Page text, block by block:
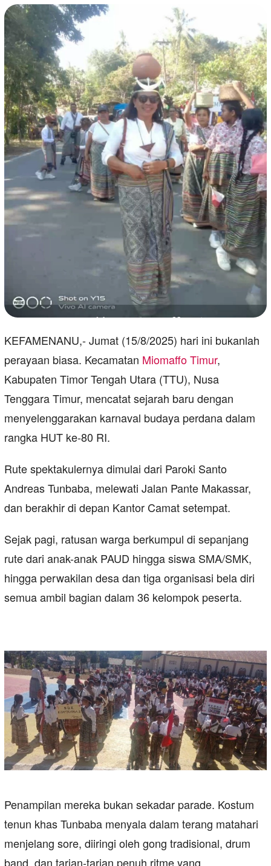
KEFAMENANU,- Jumat (15/8/2025) hari ini bukanlah
perayaan biasa. Kecamatan Miomaffo Timur,
Kabupaten Timor Tengah Utara (TTU), Nusa
Tenggara Timur, mencatat sejarah baru dengan
menyelenggarakan karnaval budaya perdana dalam
rangka HUT ke-80 RI.
Rute spektakulernya dimulai dari Paroki Santo
Andreas Tunbaba, melewati Jalan Pante Makassar,
dan berakhir di depan Kantor Camat setempat.
Sejak pagi, ratusan warga berkumpul di sepanjang
rute dari anak-anak PAUD hingga siswa SMA/SMK,
hingga perwakilan desa dan tiga organisasi bela diri
semua ambil bagian dalam 36 kelompok peserta.
Penampilan mereka bukan sekadar parade. Kostum
tenun khas Tunbaba menyala dalam terang matahari
menjelang sore, diiringi oleh gong tradisional, drum
band, dan tarian-tarian penuh ritme yang